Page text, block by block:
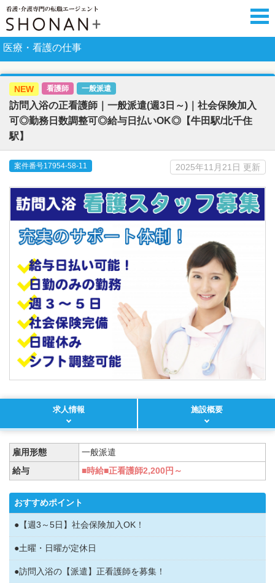
医療・看護の仕事
NEW 看護師 一般派遣
訪問入浴の正看護師｜一般派遣(週3日～)｜社会保険加入
可◎勤務日数調整可◎給与日払いOK◎【牛田駅/北千住
駅】
案件番号17954-58-11 2025年11月21日 更新
求人情報 施設概要
雇用形態
一般派遣
給与
■時給■正看護師2,200円～
おすすめポイント
●【週3～5日】社会保険加入OK！
●土曜・日曜が定休日
●訪問入浴の【派遣】正看護師を募集！